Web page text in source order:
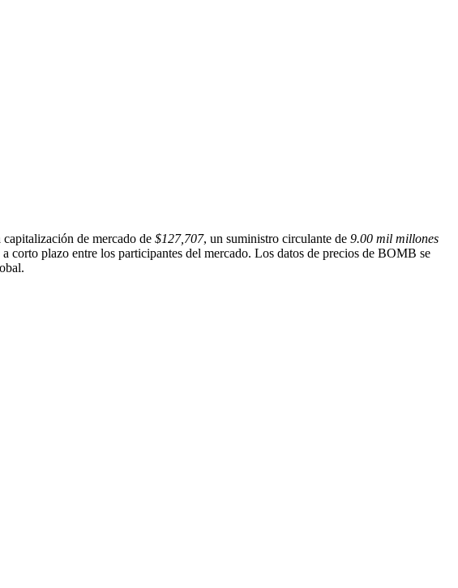
de mercado de $127,707, un suministro circulante de 9.00 mil millones
corto plazo entre los participantes del mercado. Los datos de precios de BOMB se